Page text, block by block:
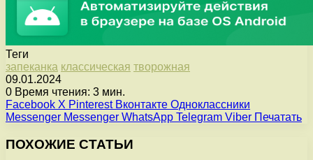
Теги
запеканка классическая творожная
09.01.2024
0 Время чтения: 3 мин.
Facebook X Pinterest Вконтакте Одноклассники
Messenger Messenger WhatsApp Telegram Viber Печатать
ПОХОЖИЕ СТАТЬИ